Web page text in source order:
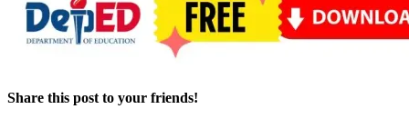
Share this post to your friends!